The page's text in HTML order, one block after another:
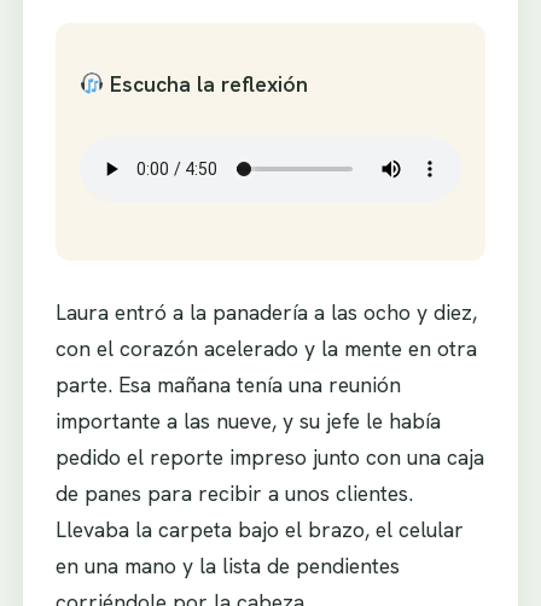
Escucha la reflexión
Laura entró a la panadería a las ocho y diez,
con el corazón acelerado y la mente en otra
parte. Esa mañana tenía una reunión
importante a las nueve, y su jefe le había
pedido el reporte impreso junto con una caja
de panes para recibir a unos clientes.
Llevaba la carpeta bajo el brazo, el celular
en una mano y la lista de pendientes